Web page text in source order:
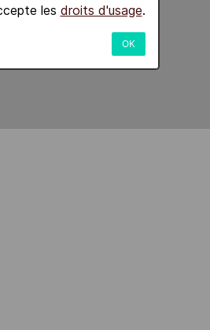
les droits d'usage.
OK